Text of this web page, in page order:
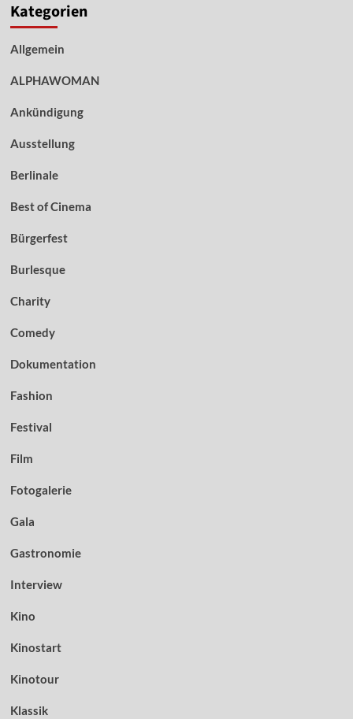
Kategorien
Allgemein
ALPHAWOMAN
Ankündigung
Ausstellung
Berlinale
Best of Cinema
Bürgerfest
Burlesque
Charity
Comedy
Dokumentation
Fashion
Festival
Film
Fotogalerie
Gala
Gastronomie
Interview
Kino
Kinostart
Kinotour
Klassik